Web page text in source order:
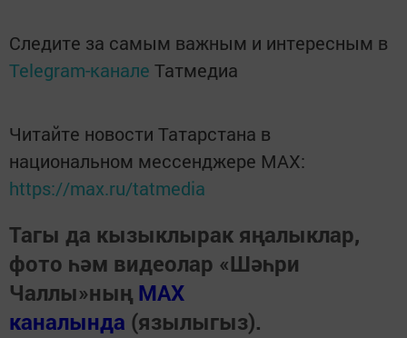
Следите за самым важным и интересным в
Telegram-канале Татмедиа
Читайте новости Татарстана в
национальном мессенджере MАХ:
https://max.ru/tatmedia
Тагы да кызыклырак яңалыклар,
фото һәм видеолар «Шәһри
Чаллы»ның MAX
каналында (язылыгыз).